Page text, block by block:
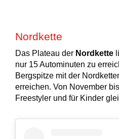
Nordkette
Das Plateau der Nordkette
nur 15 Autominuten zu
Bergspitze mit der
erreichen. Von November
Freestyler und für Kinder